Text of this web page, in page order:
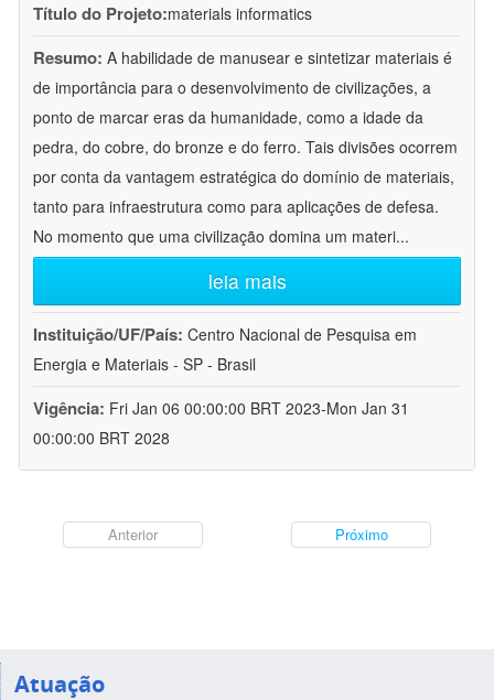
Título do Projeto:materials informatics
Resumo: A habilidade de manusear e sintetizar materiais é
de importância para o desenvolvimento de civilizações, a
ponto de marcar eras da humanidade, como a idade da
pedra, do cobre, do bronze e do ferro. Tais divisões ocorrem
por conta da vantagem estratégica do domínio de materiais,
tanto para infraestrutura como para aplicações de defesa.
No momento que uma civilização domina um materi...
leia mais
Instituição/UF/País: Centro Nacional de Pesquisa em
Energia e Materiais - SP - Brasil
Vigência: Fri Jan 06 00:00:00 BRT 2023-Mon Jan 31
00:00:00 BRT 2028
Anterior Próximo
Atuação